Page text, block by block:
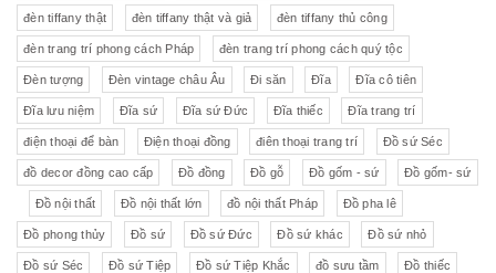
đèn tiffany thật đèn tiffany thật và giả đèn tiffany thủ công
đèn trang trí phong cách Pháp đèn trang trí phong cách quý tộc
Đèn tượng Đèn vintage châu Âu Đi săn Đĩa Đĩa cô tiên
Đĩa lưu niệm Đĩa sứ Đĩa sứ Đức Đĩa thiếc Đĩa trang trí
điện thoại để bàn Điện thoại đồng điên thoại trang trí Đồ sứ Séc
đồ decor đồng cao cấp Đồ đồng Đồ gỗ Đồ gốm - sứ Đồ gốm- sứ
Đồ nội thất Đồ nội thất lớn đồ nội thất Pháp Đồ pha lê
Đồ phong thủy Đồ sứ Đồ sứ Đức Đồ sứ khác Đồ sứ nhỏ
Đồ sứ Séc Đồ sứ Tiệp Đồ sứ Tiệp Khắc đồ sưu tầm Đồ thiếc